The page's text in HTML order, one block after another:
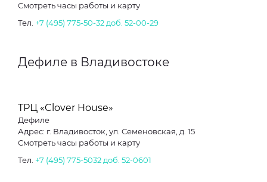
Смотреть часы работы и карту
Тел. +7 (495) 775-50-32 доб. 52-00-29
Дефиле в Владивостоке
ТРЦ «Clover House»
Дефиле
Адрес: г. Владивосток, ул. Семеновская, д. 15
Смотреть часы работы и карту
Тел. +7 (495) 775-5032 доб. 52-0601